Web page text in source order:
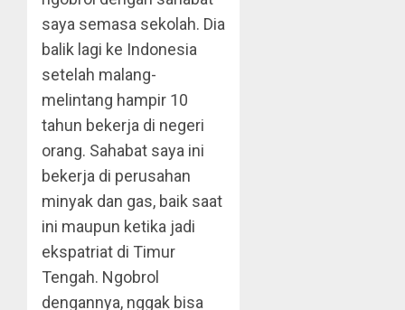
saya semasa sekolah. Dia
balik lagi ke Indonesia
setelah malang-
melintang hampir 10
tahun bekerja di negeri
orang. Sahabat saya ini
bekerja di perusahan
minyak dan gas, baik saat
ini maupun ketika jadi
ekspatriat di Timur
Tengah. Ngobrol
dengannya, nggak bisa